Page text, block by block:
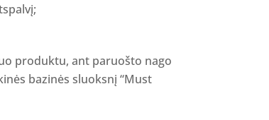
produktu, ant paruošto nago
bazinės sluoksnį “Must